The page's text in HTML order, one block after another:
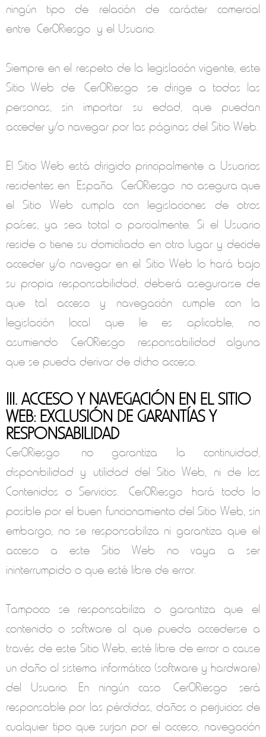
ningún tipo de relación de carácter comercial
entre Cer0Riesgo y el Usuario.
Siempre en el respeto de la legislación vigente, este
Sitio Web de Cer0Riesgose dirige a todas las
personas, sin importar su edad, que puedan
acceder y/o navegar por las páginas del Sitio Web.
El Sitio Web está dirigido principalmente a Usuarios
residentes en España.Cer0Riesgo no asegura que
el Sitio Web cumpla con legislaciones de otros
países, ya sea total o parcialmente. Si el Usuario
reside o tiene su domiciliado en otro lugar y decide
acceder y/o navegar en el Sitio Web lo hará bajo
su propia responsabilidad, deberá asegurarse de
que tal acceso y navegación cumple con la
legislación local que le es aplicable, no
asumiendo Cer0Riesgoresponsabilidad alguna
que se pueda derivar de dicho acceso.
III. ACCESO Y NAVEGACIÓN EN EL SITIO
WEB: EXCLUSIÓN DE GARANTÍAS Y
RESPONSABILIDAD
Cer0Riesgo no garantiza la continuidad,
disponibilidad y utilidad del Sitio Web, ni de los
Contenidos o Servicios. Cer0Riesgohará todo lo
posible por el buen funcionamiento del Sitio Web, sin
embargo, no se responsabiliza ni garantiza que el
acceso a este Sitio Web no vaya a ser
ininterrumpido o que esté libre de error.
Tampoco se responsabiliza o garantiza que el
contenido o software al que pueda accederse a
través de este Sitio Web, esté libre de error o cause
un daño al sistema informático (software y hardware)
del Usuario. En ningún caso Cer0Riesgoserá
responsable por las pérdidas, daños o perjuicios de
cualquier tipo que surjan por el acceso, navegación